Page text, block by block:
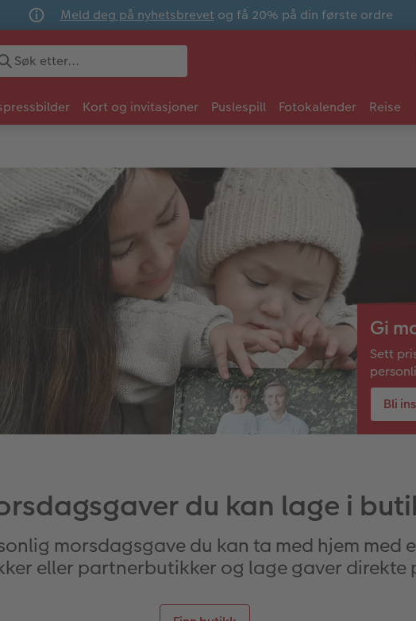
Meld deg på nyhetsbrevet og få 20% på din første ordre
Kort og invitasjoner Puslespill Fotokalender Reise
Gi
Sett
Bli
du kan lage i
morsdagsgave du kan ta med hjem med
eller partnerbutikker og lage gaver direkte